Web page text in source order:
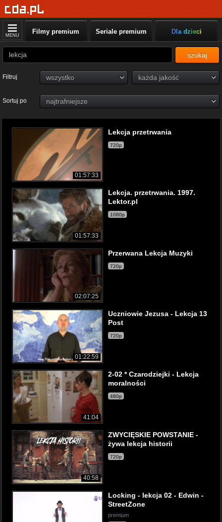
MENU Filmy premium Seriale premium Dla dzieci
szukaj
Filtruj
Sortuj po
01:57:33
Lekcja przetrwania
720p
01:57:33
Lekcja. przetrwania. 1997.
Lektor.pl
1080p
02:07:25
Przerwana Lekcja Muzyki
720p
01:22:59
Uczniowie Jezusa - Lekcja 13
Post
720p
41:04
2-02 * Czarodziejki - Lekcja
moralności
480p
40:58
ZWYCIĘSKIE POWSTANIE -
żywa lekcja historii
720p
Locking - lekcja 02 - Edwin -
StreetZone
premium